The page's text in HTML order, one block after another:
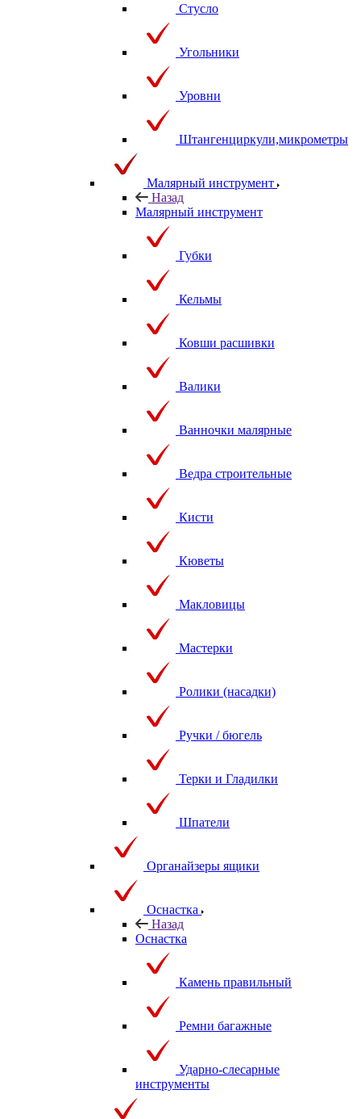
Стусло
Угольники
Уровни
Штангенциркули,микрометры
Малярный инструмент
Назад
Малярный инструмент
Губки
Кельмы
Ковши расшивки
Валики
Ванночки малярные
Ведра строительные
Кисти
Кюветы
Макловицы
Мастерки
Ролики (насадки)
Ручки / бюгель
Терки и Гладилки
Шпатели
Органайзеры ящики
Оснастка
Назад
Оснастка
Камень правильный
Ремни багажные
Ударно-слесарные
инструменты